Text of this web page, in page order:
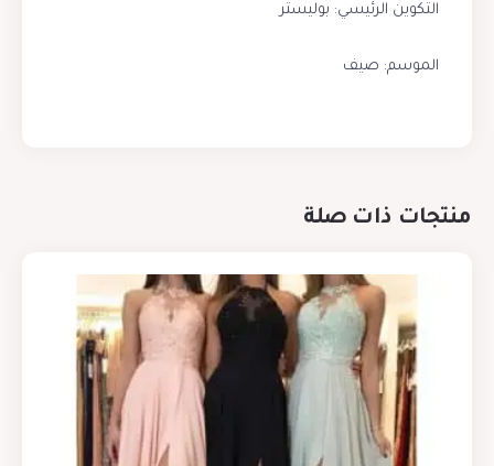
التكوين الرئيسي: بوليستر
الموسم: صيف
منتجات ذات صلة